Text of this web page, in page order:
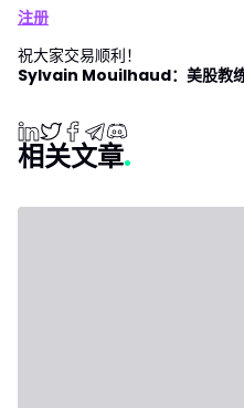
注册
祝大家交易顺利！
Sylvain Mouilhaud：美股教
相关文章